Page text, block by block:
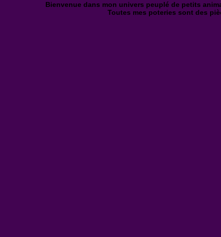
Bienvenue dans mon univers peuplé de petits
Toutes mes poteries sont des